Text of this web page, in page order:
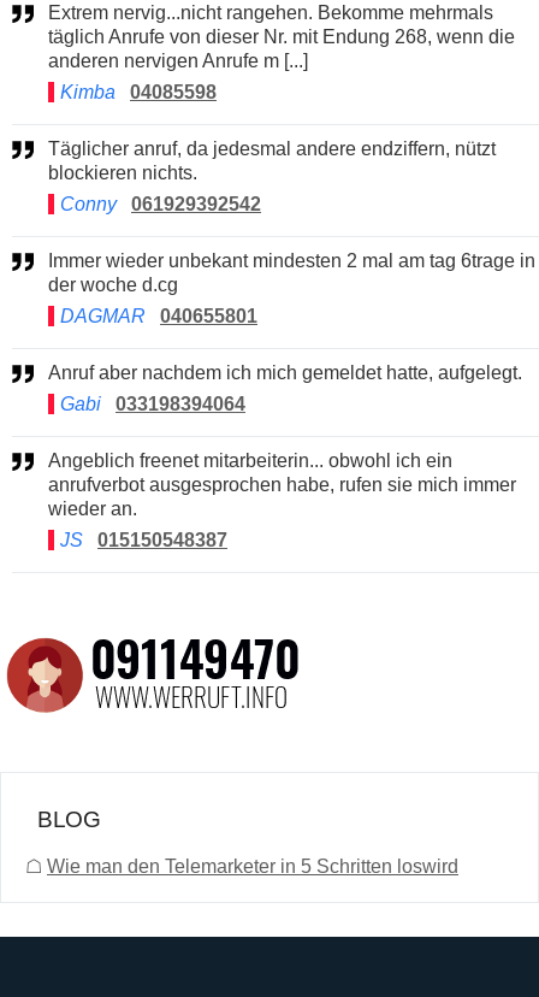
Extrem nervig...nicht rangehen. Bekomme mehrmals
täglich Anrufe von dieser Nr. mit Endung 268, wenn die
anderen nervigen Anrufe m [...]
Kimba
04085598
Täglicher anruf, da jedesmal andere endziffern, nützt
blockieren nichts.
Conny
061929392542
der woche d.cg
DAGMAR
040655801
Anruf aber nachdem ich mich gemeldet hatte, aufgelegt.
Gabi
033198394064
Angeblich freenet mitarbeiterin... obwohl ich ein
anrufverbot ausgesprochen habe, rufen sie mich immer
wieder an.
JS
015150548387
BLOG
☖ Wie man den Telemarketer in 5 Schritten loswird